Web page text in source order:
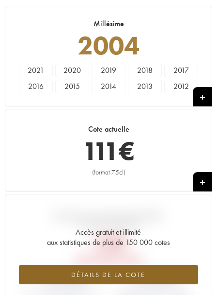
Millésime
2004
2021 2020 2019 2018
2017
2016
2015 2014 2013
2012
Cote actuelle
111€
(format 75cl)
+
Accès gratuit et illimité
aux statistiques de plus de 150 000 cotes
DÉTAILS DE LA COTE
128€
-13.36% -15.23%